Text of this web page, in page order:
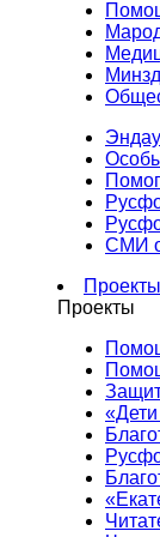
СМИ
Проекты
Проекты